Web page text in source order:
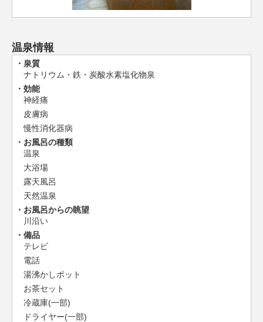
温泉情報
泉質
ナトリウム・鉄・炭酸水素塩化物泉
効能
神経痛
皮膚病
慢性消化器病
お風呂の種類
温泉
大浴場
露天風呂
天然温泉
お風呂からの眺望
川沿い
備品
テレビ
電話
湯沸かしポット
お茶セット
冷蔵庫(一部)
ドライヤー(一部)